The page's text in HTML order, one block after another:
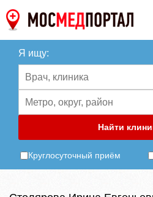
Я ищу:
Найти
Круглосуточный приём